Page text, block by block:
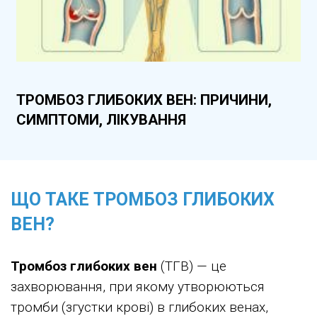
ТРОМБОЗ ГЛИБОКИХ ВЕН: ПРИЧИНИ,
СИМПТОМИ, ЛІКУВАННЯ
ЩО ТАКЕ ТРОМБОЗ ГЛИБОКИХ
ВЕН?
Тромбоз глибоких вен (ТГВ) — це
захворювання, при якому утворюються
тромби (згустки крові) в глибоких венах,